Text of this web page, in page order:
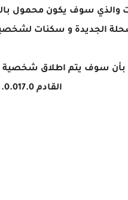
والذي سوف يكون محمول
الجديدة و سكنات
بأن سوف يتم اطلاق شخصية
القادم 0.017.0.